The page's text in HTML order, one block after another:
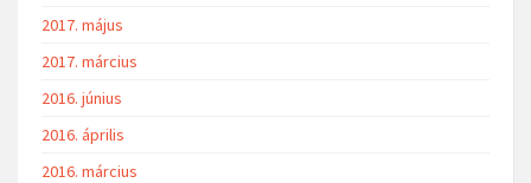
2017. május
2017. március
2016. június
2016. április
2016. március